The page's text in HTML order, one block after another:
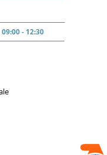
09:00 - 12:30